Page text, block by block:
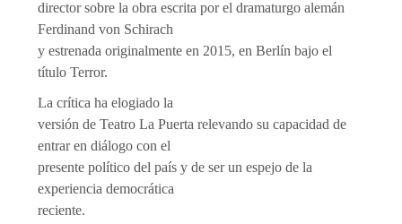
director sobre la obra escrita por el dramaturgo alemán
Ferdinand von Schirach
y estrenada originalmente en 2015, en Berlín bajo el
título Terror.
La crítica ha elogiado la
versión de Teatro La Puerta relevando su capacidad de
entrar en diálogo con el
presente político del país y de ser un espejo de la
experiencia democrática
reciente.